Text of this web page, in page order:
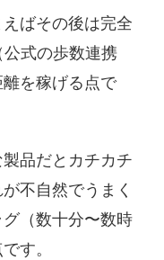
ばその後は完全
式の歩数連携
を稼げる点で
品だとカチカチ
不自然でうまく
（数十分〜数時
す。